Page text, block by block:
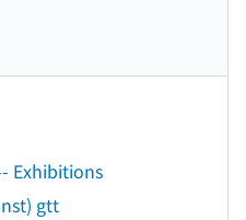
Exhibitions
gtt